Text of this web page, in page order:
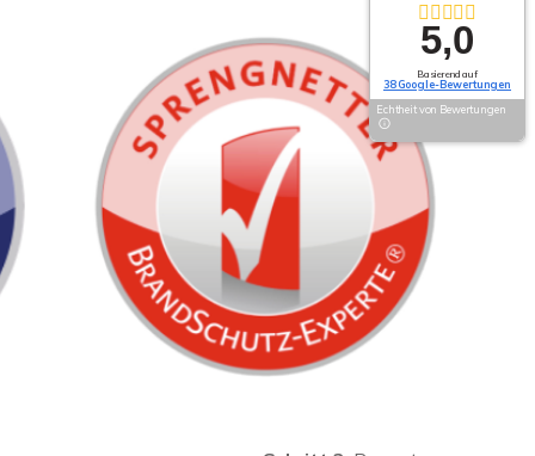
5,0
Basierend auf
38 Google-Bewertungen
Echtheit von Bewertungen